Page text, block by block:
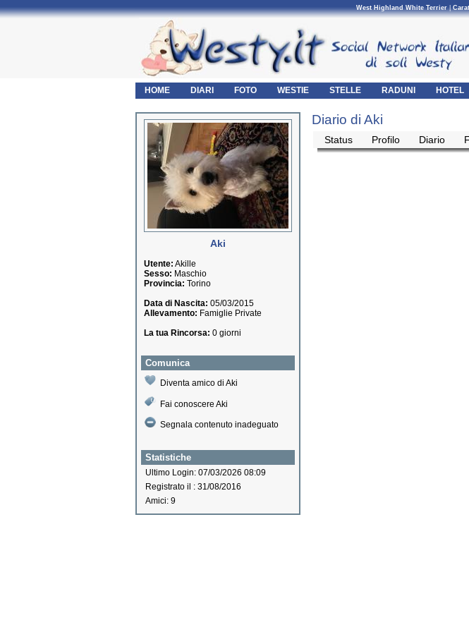
West Highland White Terrier|
HOME DIARI FOTO WESTIE STELLE RADUNI HOTEL
Aki
Utente: Akille
Sesso: Maschio
Provincia: Torino
Data di Nascita: 05/03/2015
Allevamento: Famiglie Private
La tua Rincorsa: 0 giorni
Comunica
Diventa amico di Aki
Fai conoscere Aki
Segnala contenuto inadeguato
Statistiche
Ultimo Login: 07/03/2026 08:09
Registrato il : 31/08/2016
Amici: 9
Diario di Aki
Status Profilo Diario